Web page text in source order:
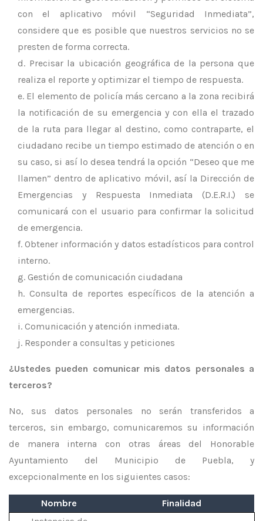
con el aplicativo móvil “Seguridad Inmediata”,
considere que es posible que nuestros servicios no se
presten de forma correcta.
Precisar la ubicación geográfica de la persona que
realiza el reporte y optimizar el tiempo de respuesta.
El elemento de policía más cercano a la zona recibirá
la notificación de su emergencia y con ella el trazado
de la ruta para llegar al destino, como contraparte, el
ciudadano recibe un tiempo estimado de atención o en
su caso, si así lo desea tendrá la opción “Deseo que me
llamen” dentro de aplicativo móvil, así la Dirección de
Emergencias y Respuesta Inmediata (D.E.R.I.) se
comunicará con el usuario para confirmar la solicitud
de emergencia.
Obtener información y datos estadísticos para control
interno.
Gestión de comunicación ciudadana
Consulta de reportes específicos de la atención a
emergencias.
Comunicación y atención inmediata.
Responder a consultas y peticiones
¿Ustedes pueden comunicar mis datos personales a
terceros?
No, sus datos personales no serán transferidos a
terceros, sin embargo, comunicaremos su información
de manera interna con otras áreas del Honorable
Ayuntamiento del Municipio de Puebla, y
excepcionalmente en los siguientes casos:
Nombre
Finalidad